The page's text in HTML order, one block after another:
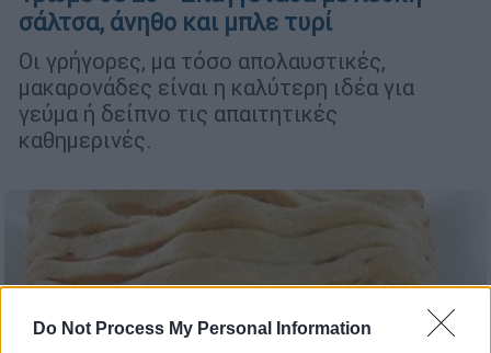
Do Not Process My Personal Information
σάλτσα, άνηθο και μπλε τυρί
Οι γρήγορες, μα τόσο απολαυστικές,
μακαρονάδες είναι η καλύτερη ιδέα για
γεύμα ή δείπνο τις απαιτητικές
καθημερινές.